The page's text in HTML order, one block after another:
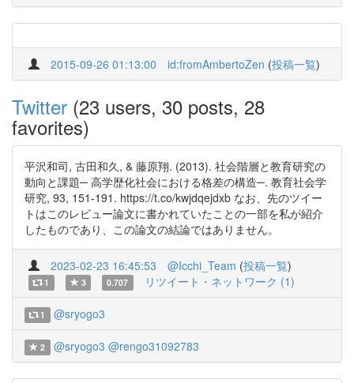
2015-09-26 01:13:00 id:fromAmbertoZen (投稿一覧)
Twitter (23 users, 30 posts, 28
favorites)
平沢和司, 古田和久, & 藤原翔. (2013). 社会階層と教育研究の
動向と課題─ 高学歴化社会における格差の構造─. 教育社会学
研究, 93, 151-191. https://t.co/kwjdqejdxb なお、先のツイー
トはこのレビュー論文に書かれていたことの一部を私が紹介
したものであり、この論文の結論ではありません。
2023-02-23 16:45:53 @Icchi_Team (投稿一覧)
1 3 0.707 リツイート・ネットワーク (1)
1 @sryogo3
2 @sryogo3 @rengo31092783